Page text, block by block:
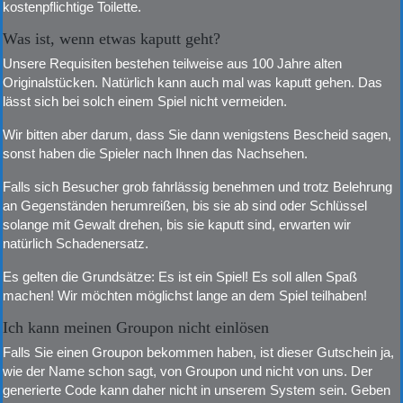
kostenpflichtige Toilette.
Was ist, wenn etwas kaputt geht?
Unsere Requisiten bestehen teilweise aus 100 Jahre alten
Originalstücken. Natürlich kann auch mal was kaputt gehen. Das
lässt sich bei solch einem Spiel nicht vermeiden.
Wir bitten aber darum, dass Sie dann wenigstens Bescheid sagen,
sonst haben die Spieler nach Ihnen das Nachsehen.
Falls sich Besucher grob fahrlässig benehmen und trotz Belehrung
an Gegenständen herumreißen, bis sie ab sind oder Schlüssel
solange mit Gewalt drehen, bis sie kaputt sind, erwarten wir
natürlich Schadenersatz.
Es gelten die Grundsätze: Es ist ein Spiel! Es soll allen Spaß
machen! Wir möchten möglichst lange an dem Spiel teilhaben!
Ich kann meinen Groupon nicht einlösen
Falls Sie einen Groupon bekommen haben, ist dieser Gutschein ja,
wie der Name schon sagt, von Groupon und nicht von uns. Der
generierte Code kann daher nicht in unserem System sein. Geben